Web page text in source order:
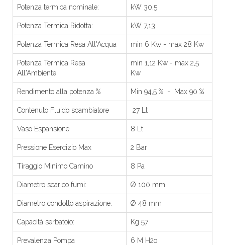
Potenza termica nominale: kW 30,5
Potenza Termica Ridotta: kW 7,13
Potenza Termica Resa All'Acqua min 6 Kw - max 28 Kw
Potenza Termica Resa
All'Ambiente
min 1,12 Kw - max 2,5
Kw
Rendimento alla potenza % Min 94,5 % - Max 90 %
Contenuto Fluido scambiatore 27 Lt
Vaso Espansione 8 Lt
Pressione Esercizio Max 2 Bar
Tiraggio Minimo Camino 8 Pa
Diametro scarico fumi: Ø 100 mm
Diametro condotto aspirazione: Ø 48 mm
Capacità serbatoio: Kg 57
Prevalenza Pompa 6 M H2o